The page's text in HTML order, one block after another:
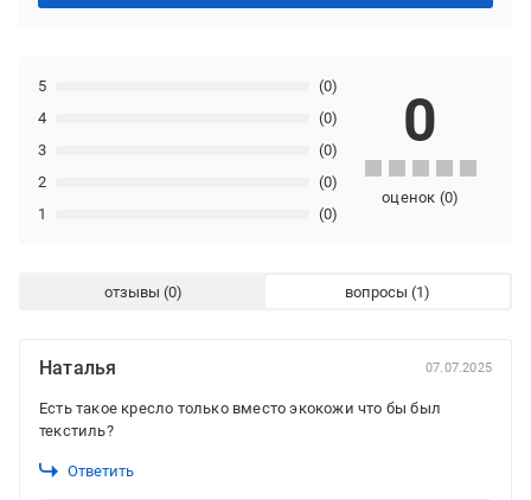
1 (0)
2 (0)
3 (0)
4 (0)
5 (0)
0
оценок (0)
отзывы вопросы
Наталья 07.07.2025
Есть такое кресло только вместо экокожи что бы был
текстиль?
Ответить